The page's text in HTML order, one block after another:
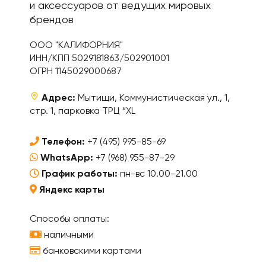
и аксессуаров от ведущих мировых
брендов
ООО "КАЛИФОРНИЯ"
ИНН/КПП 5029181863/502901001
ОГРН 1145029000687
Адрес: Мытищи, Коммунистическая ул., 1,
стр. 1, парковка ТРЦ “XL
Телефон: +7 (495) 995-85-69
WhatsApp: +7 (968) 955-87-29
График работы: пн-вс 10.00-21.00
Яндекс карты
Способы оплаты:
наличными
банковскими картами